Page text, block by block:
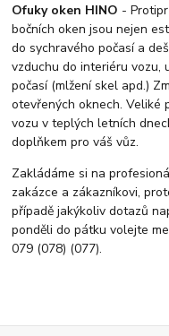
Ofuky oken HINO -
bočních oken jsou nejen
do sychravého počasí a
vzduchu do interiéru vozu,
počasí (mlžení skel apd.)
otevřených oknech. Veliké
vozu v teplých letních
doplňkem pro váš vůz.
Zakládáme si na
zakázce a zákazníkovi,
případě jakýkoliv dotazů
ponděli do pátku volejte
079 (078) (077).